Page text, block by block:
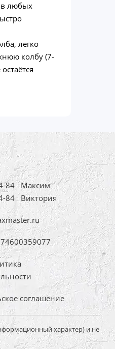
в любых
легко
колбу (7-
84Максим
84Виктория
соглашение
характер) и не